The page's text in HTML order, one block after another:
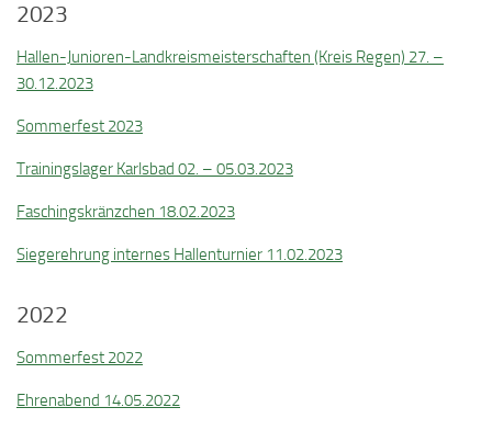
2023
Hallen-Junioren-Landkreismeisterschaften (Kreis Regen) 27. –
30.12.2023
Sommerfest 2023
Trainingslager Karlsbad 02. – 05.03.2023
Faschingskränzchen 18.02.2023
Siegerehrung internes Hallenturnier 11.02.2023
2022
Sommerfest 2022
Ehrenabend 14.05.2022